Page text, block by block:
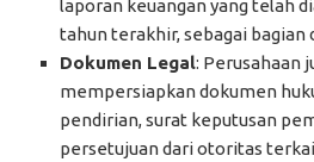
laporan keuangan yang telah
tahun terakhir, sebagai bagian
Dokumen Legal: Perusahaan
mempersiapkan dokumen
pendirian, surat keputusan
persetujuan dari otoritas